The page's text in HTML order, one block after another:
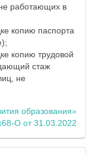
работающих в
копию паспорта
копию трудовой
стаж
не
образования»
О от 31.03.2022